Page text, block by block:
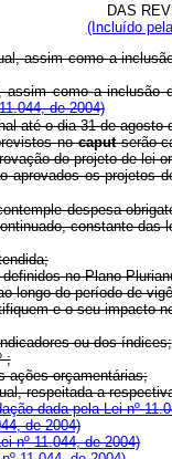
DAS
(Incluído
assim como a
como a
de 2004)
até o dia 31 de
nocaputserão
do projeto de lei
aprovados os projetos
despesa
constante
no Plano
longo do período de
e o seu impacto
ou dos índices;
;
ações orçamentárias;
respeitada a
dada pela Lei nº
de 2004)
nº 11.044, de 2004)